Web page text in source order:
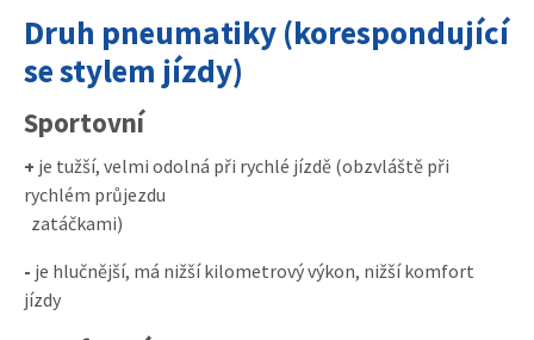
Druh pneumatiky (korespondující
se stylem jízdy)
Sportovní
+ je tužší, velmi odolná při rychlé jízdě (obzvláště při
rychlém průjezdu
zatáčkami)
- je hlučnější, má nižší kilometrový výkon, nižší komfort
jízdy